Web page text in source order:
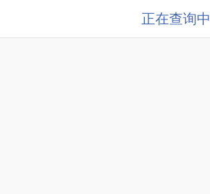
正在查询中